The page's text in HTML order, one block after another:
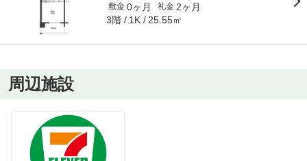
敷金 0ヶ月 礼金 2ヶ月
3階 1K 25.55㎡
周辺施設